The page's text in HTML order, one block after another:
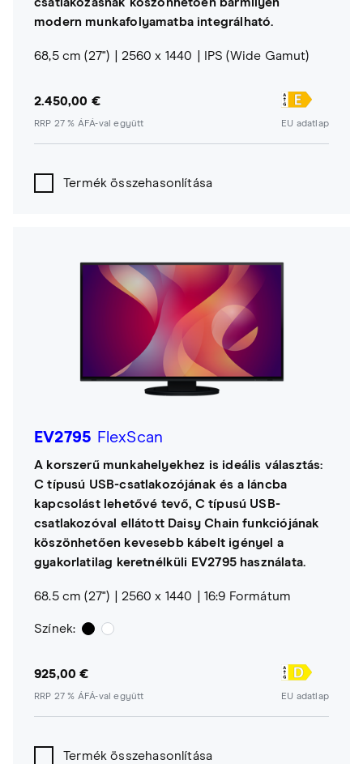
modern munkafolyamatba integrálható.
68,5 cm (27") 2560 x 1440 IPS (Wide Gamut)
2.450,00 €
RRP 27 % ÁFÁ-val együtt EU adatlap
Termék összehasonlítása
EV2795 FlexScan
A korszerű munkahelyekhez is ideális választás:
C típusú USB-csatlakozójának és a láncba
kapcsolást lehetővé tevő, C típusú USB-
csatlakozóval ellátott Daisy Chain funkciójának
köszönhetően kevesebb kábelt igényel a
gyakorlatilag keretnélküli EV2795 használata.
68.5 cm (27") 2560 x 1440 16:9 Formátum
Színek:
925,00 €
RRP 27 % ÁFÁ-val együtt EU adatlap
Termék összehasonlítása